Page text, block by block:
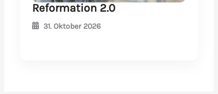
Reformation 2.0
31. Oktober 2026